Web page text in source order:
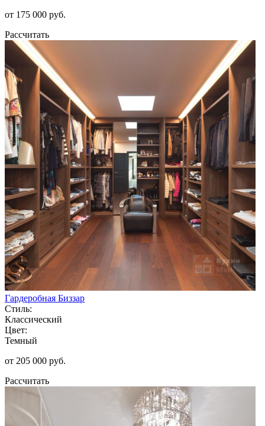
от 175 000 руб.
Рассчитать
Гардеробная Биззар
Стиль:
Классический
Цвет:
Темный
от 205 000 руб.
Рассчитать